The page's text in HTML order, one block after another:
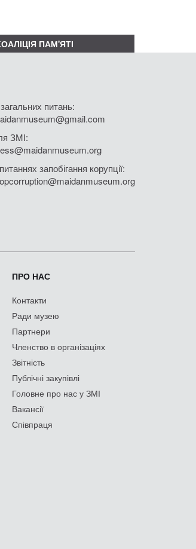
ПАМ'ЯТІ
загальних питань:
ЗМІ:
запобігання корупції:
ПРО НАС
Контакти
Ради музею
Партнери
Членство в організаціях
Звітність
Публічні закупівлі
Головне про нас у ЗМІ
Вакансії
Співпраця